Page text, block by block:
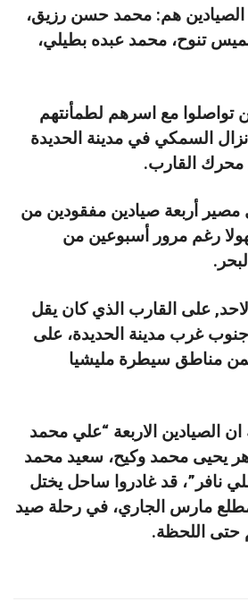
هم: محمد حسن رزيق،
تنوح، محمد عبده بطيلي،
تواصلوا مع اسرهم لطمأنتهم
السمكي في مدينة الحديدة
محرك القارب.
مصير أربعة صيادين مفقودين من
رغم مرور أسبوعين من
على القارب الذي كان يقل
غرب مدينة الحديدة، على
ضمن مناطق سيطرة مليشيا
الصيادين الاربعة “علي محمد
يحيى محمد وكيح، سعيد محمد
نافر”، قد غادروا ساحل يختل
مارس الجاري، في رحلة صيد
حتى اللحظة.